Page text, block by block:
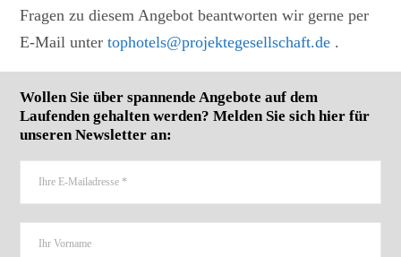
Fragen zu diesem Angebot beantworten wir gerne per
E-Mail untertophotels@projektegesellschaft.de .
Wollen Sie über spannende Angebote auf dem
Laufenden gehalten werden? Melden Sie sich hier für
unseren Newsletter an: